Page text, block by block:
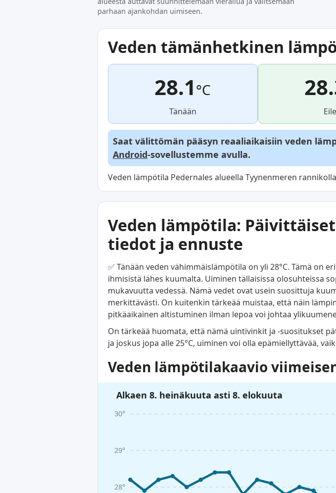
parhaan ajankohdan uimiseen.
Veden tämänhetkinen
28.1°C
Tänään
Saat välittömän pääsyn reaaliaikaisiin veden
Android-sovellustemme avulla.
Veden lämpötila Pedernales alueella Tyynenmeren
Veden lämpötila:
tiedot ja ennuste
✅ Tänään veden vähimmäislämpötila on yli 28°C. Tämä
ihmisistä lähes kuumalta. Uiminen tällaisissa olosuhteissa
mukavuutta vedessä. Nämä vedet ovat usein suosittuja
merkittävästi. On kuitenkin tärkeää muistaa, että näin
pitkäaikainen altistuminen ilman lepoa voi johtaa
On tärkeää huomata, että nämä uintivinkit ja -suositukset
ja joskus jopa alle 25°C, uiminen voi olla epämiellyttävää,
Veden lämpötilakaavio
Alkaen 8. heinäkuuta asti 8. elokuuta
28°
29°
30°